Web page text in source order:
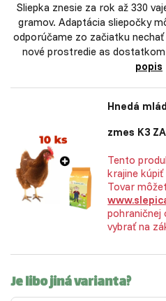
Sliepka znesie za rok až 330
gramov. Adaptácia sliepočky
odporúčame zo začiatku
nové prostredie as
popis
Hnedá
zmes K3
Tento
krajine kúpiť
Tovar
vybrať na
Je libo jiná varianta?